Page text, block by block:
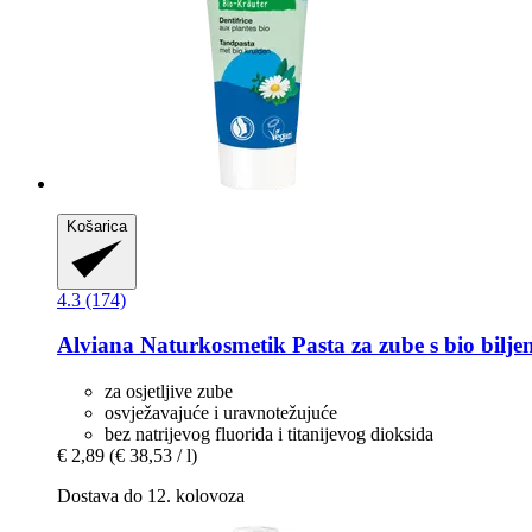
Košarica
4.3 (174)
Alviana Naturkosmetik Pasta za zube s bio
za osjetljive zube
osvježavajuće i uravnotežujuće
bez natrijevog fluorida i titanijevog dioksida
€ 2,89 (€ 38,53 / l)
Dostava do 12. kolovoza